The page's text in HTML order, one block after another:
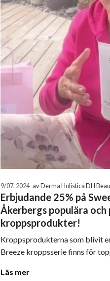
9/07, 2024 av Derma Holistica DH
Erbjudande 25% på
Åkerbergs populära och
kroppsprodukter!
Kroppsprodukterna som blivit
Breeze kroppsserie finns för
Läs mer